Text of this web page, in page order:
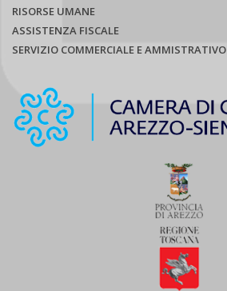
RISORSE UMANE
ASSISTENZA FISCALE
SERVIZIO COMMERCIALE E AMMISTRATIVO